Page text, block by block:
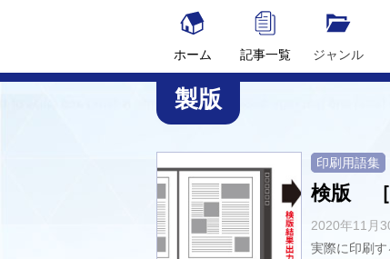
ホーム 記事一覧 ジャンル
印刷用語集
DTPソフトの使
Illustrator
InDesign
スクリプト紹介
Illustratorスク
InDesignスク
Photoshopス
サービス紹介
コラム
製版
印刷用語集
検版 ［
2020年11月
実際に印刷